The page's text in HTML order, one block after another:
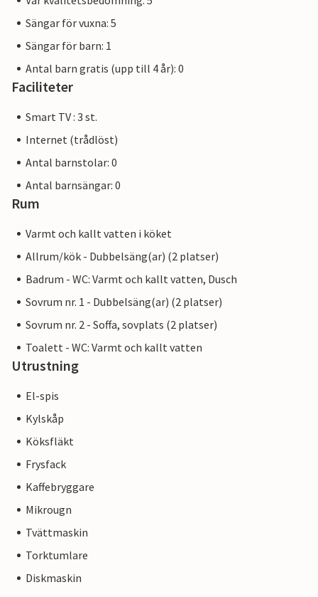
Sängar för vuxna: 5
Sängar för barn: 1
Antal barn gratis (upp till 4 år): 0
Faciliteter
Smart TV : 3 st.
Internet (trådlöst)
Antal barnstolar: 0
Antal barnsängar: 0
Rum
Varmt och kallt vatten i köket
Allrum/kök - Dubbelsäng(ar) (2 platser)
Badrum - WC: Varmt och kallt vatten, Dusch
Sovrum nr. 1 - Dubbelsäng(ar) (2 platser)
Sovrum nr. 2 - Soffa, sovplats (2 platser)
Toalett - WC: Varmt och kallt vatten
Utrustning
El-spis
Kylskåp
Köksfläkt
Frysfack
Kaffebryggare
Mikrougn
Tvättmaskin
Torktumlare
Diskmaskin